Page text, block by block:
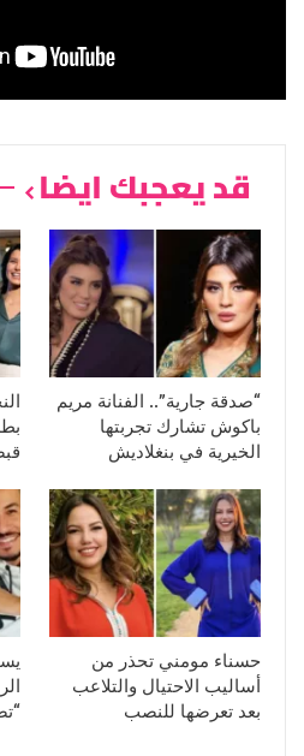
قد يعجبك ايضا
“صدقة جارية”.. الفنانة مريم
باكوش تشارك تجربتها
الخيرية في بنغلاديش
حسناء مومني تحذر من
أساليب الاحتيال والتلاعب
بعد تعرضها للنصب